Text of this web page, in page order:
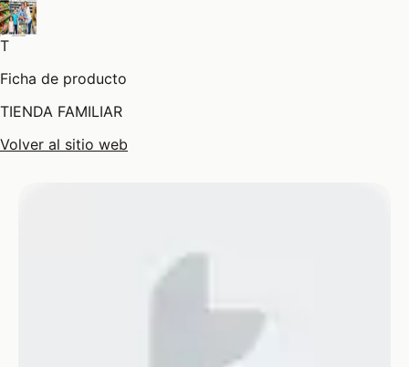
T
Ficha de producto
TIENDA FAMILIAR
Volver al sitio web